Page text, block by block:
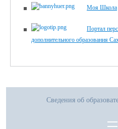
Моя Школа
Портал
дополнительного образования
Сведения об